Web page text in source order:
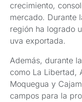
crecimiento,
mercado. Durante
región ha logrado
uva exportada.
Además, durante
como La Libertad,
Moquegua y
campos para la